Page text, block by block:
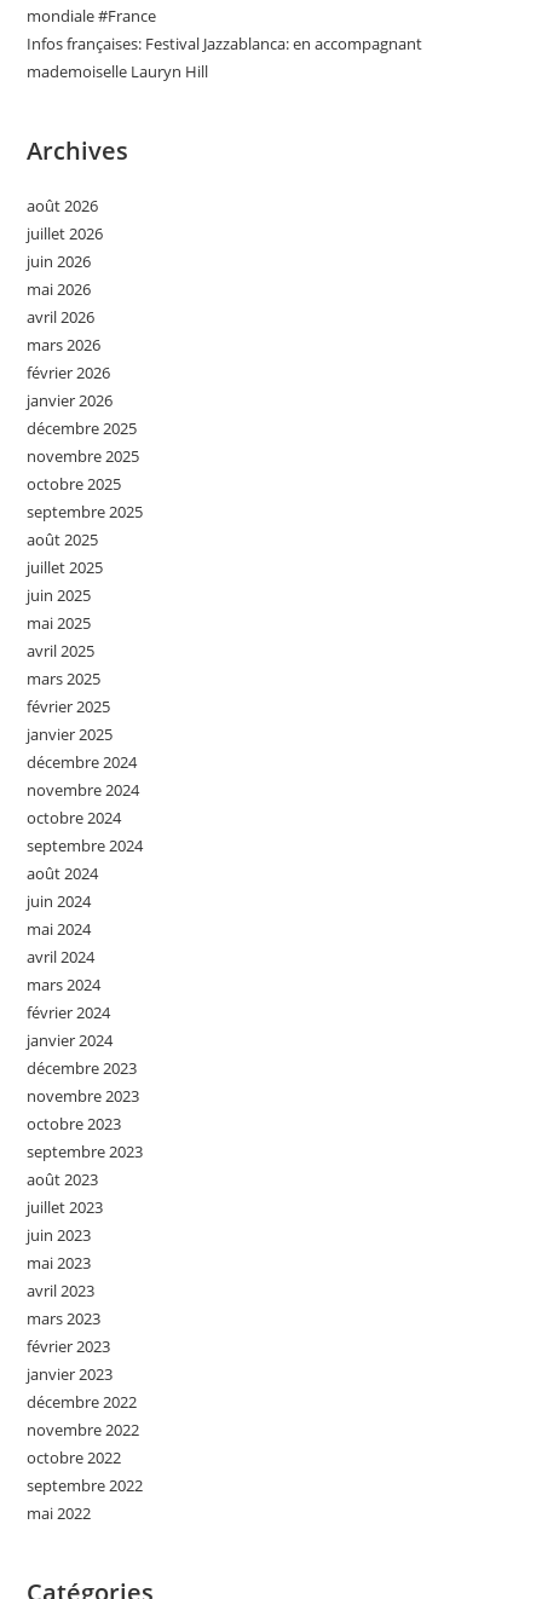
mondiale #France
Infos françaises: Festival Jazzablanca: en accompagnant
mademoiselle Lauryn Hill
Archives
août 2026
juillet 2026
juin 2026
mai 2026
avril 2026
mars 2026
février 2026
janvier 2026
décembre 2025
novembre 2025
octobre 2025
septembre 2025
août 2025
juillet 2025
juin 2025
mai 2025
avril 2025
mars 2025
février 2025
janvier 2025
décembre 2024
novembre 2024
octobre 2024
septembre 2024
août 2024
juin 2024
mai 2024
avril 2024
mars 2024
février 2024
janvier 2024
décembre 2023
novembre 2023
octobre 2023
septembre 2023
août 2023
juillet 2023
juin 2023
mai 2023
avril 2023
mars 2023
février 2023
janvier 2023
décembre 2022
novembre 2022
octobre 2022
septembre 2022
mai 2022
Catégories